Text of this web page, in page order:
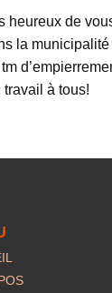
heureux de
la
à tous!